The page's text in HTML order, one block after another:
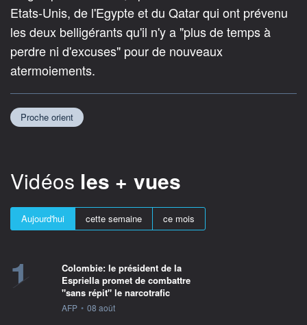
Etats-Unis, de l'Egypte et du Qatar qui ont prévenu
les deux belligérants qu'il n'y a "plus de temps à
perdre ni d'excuses" pour de nouveaux
atermoiements.
Proche orient
Vidéos les + vues
Aujourd'hui cette semaine ce mois
1
Colombie: le président de la
Espriella promet de combattre
"sans répit" le narcotrafic
information fournie par
AFP • 08 août